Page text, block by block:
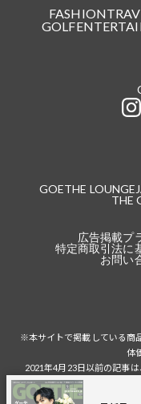
FASHION
GOLF
GOETHE LOUNGE
THE
広告掲載プ
特定商取引法に
お問い
※本サイトで掲載している商
体
2021年4月23日以前の記事
税込の場合の